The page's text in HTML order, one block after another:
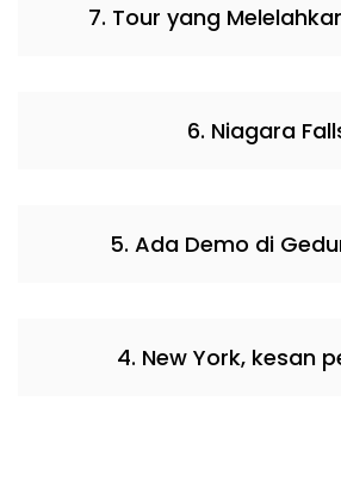
7. Tour yang
6. Niagara
5. Ada Demo di
4. New York, kesan